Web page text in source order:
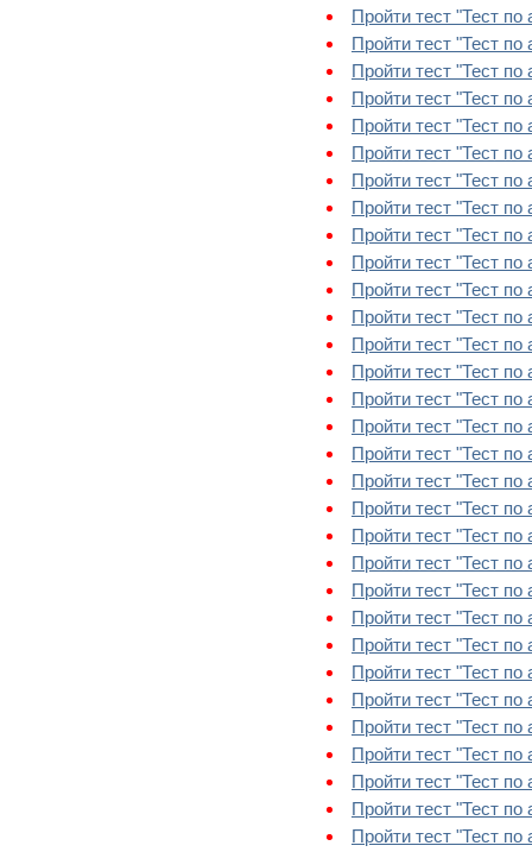
Пройти тест "Тест
Пройти тест "Тест
Пройти тест "Тест
Пройти тест "Тест
Пройти тест "Тест
Пройти тест "Тест
Пройти тест "Тест
Пройти тест "Тест
Пройти тест "Тест
Пройти тест "Тест
Пройти тест "Тест
Пройти тест "Тест
Пройти тест "Тест
Пройти тест "Тест
Пройти тест "Тест
Пройти тест "Тест
Пройти тест "Тест по
Пройти тест "Тест
Пройти тест "Тест
Пройти тест "Тест
Пройти тест "Тест
Пройти тест "Тест
Пройти тест "Тест
Пройти тест "Тест
Пройти тест "Тест по
Пройти тест "Тест
Пройти тест "Тест
Пройти тест "Тест
Пройти тест "Тест
Пройти тест "Тест
Пройти тест "Тест